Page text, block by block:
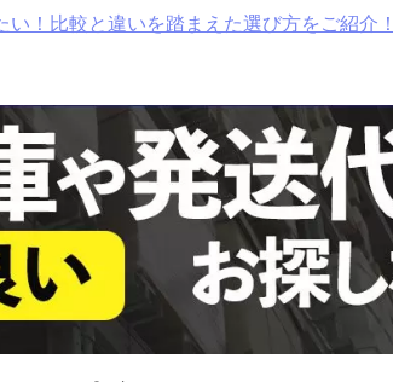
！比較と違いを踏まえた選び方をご紹介！